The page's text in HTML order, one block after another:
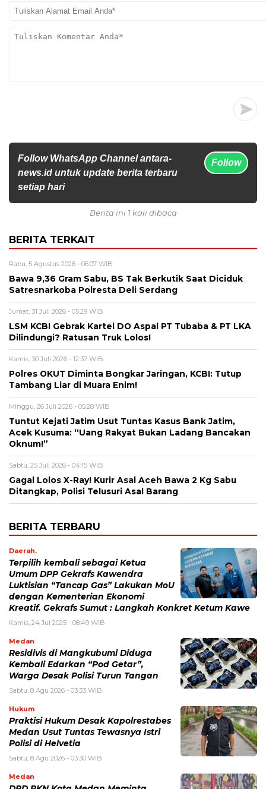
Follow WhatsApp Channel antara-
news.id untuk update berita terbaru
setiap hari
Follow
Berita ini 1 kali dibaca
BERITA TERKAIT
Rabu, 5 Agustus 2026 - 06:07 WIB
Bawa 9,36 Gram Sabu, BS Tak Berkutik Saat Diciduk
Satresnarkoba Polresta Deli Serdang
Jumat, 31 Juli 2026 - 05:29 WIB
LSM KCBI Gebrak Kartel DO Aspal PT Tubaba & PT LKA
Dilindungi? Ratusan Truk Lolos!
Kamis, 30 Juli 2026 - 12:37 WIB
Polres OKUT Diminta Bongkar Jaringan, KCBI: Tutup
Tambang Liar di Muara Enim!
Minggu, 26 Juli 2026 - 05:28 WIB
Tuntut Kejati Jatim Usut Tuntas Kasus Bank Jatim,
Acek Kusuma: “Uang Rakyat Bukan Ladang Bancakan
Oknum!”
Sabtu, 25 Juli 2026 - 04:15 WIB
Gagal Lolos X-Ray! Kurir Asal Aceh Bawa 2 Kg Sabu
Ditangkap, Polisi Telusuri Asal Barang
BERITA TERBARU
Daerah.
Terpilih kembali sebagai Ketua
Umum DPP Gekrafs Kawendra
Luktisian “Tancap Gas” Lakukan MoU
dengan Kementerian Ekonomi
Kreatif. Gekrafs Sumut : Langkah Konkret Ketum Kawe
Kamis, 24 Jul 2025 - 08:49 WIB
Medan
Residivis di Mangkubumi Diduga
Kembali Edarkan “Pod Getar”,
Warga Desak Polisi Turun Tangan
Sabtu, 8 Agu 2026 - 03:33 WIB
Hukum
Praktisi Hukum Desak Kapolrestabes
Medan Usut Tuntas Tewasnya Istri
Polisi di Helvetia
Sabtu, 8 Agu 2026 - 03:30 WIB
Medan